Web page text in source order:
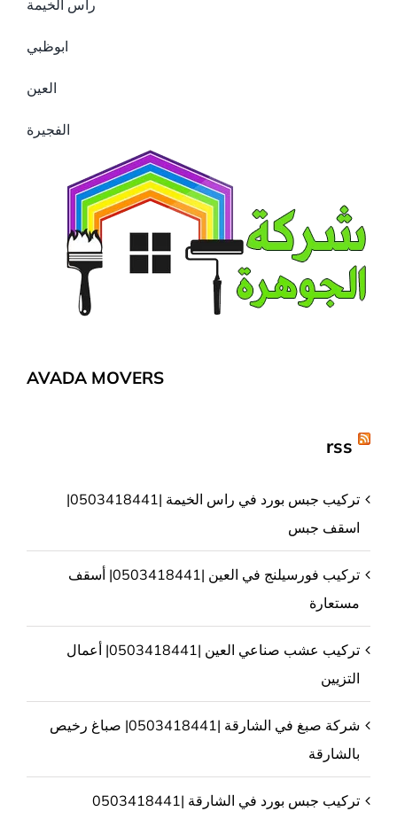
راس الخيمة
ابوظبي
العين
الفجيرة
AVADA MOVERS
rss
تركيب جبس بورد في راس الخيمة |0503418441|
اسقف جبس
تركيب فورسيلنج في العين |0503418441| أسقف
مستعارة
تركيب عشب صناعي العين |0503418441| أعمال
التزيين
شركة صبغ في الشارقة |0503418441| صباغ رخيص
بالشارقة
تركيب جبس بورد في الشارقة |0503418441